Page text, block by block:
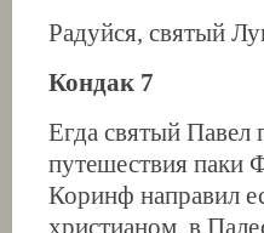
Радуйся, святый
Кондак 7
Егда святый Павел
путешествия паки
Коринф направил